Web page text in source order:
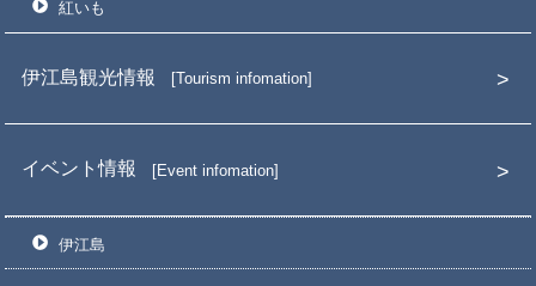
紅いも
伊江島観光情報 Tourism infomation
イベント情報 Event infomation
伊江島